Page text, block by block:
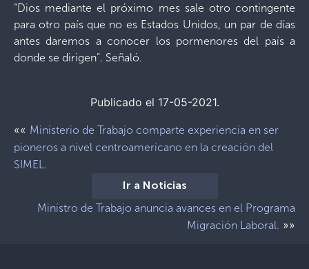
“Dios mediante el próximo mes sale otro contingente
para otro país que no es Estados Unidos, un par de días
antes daremos a conocer los pormenores del país a
donde se dirigen”. Señaló.
Publicado el 17-05-2021.
«« Ministerio de Trabajo comparte experiencia en ser
pioneros a nivel centroamericano en la creación del
SIMEL.
Ir a Noticias
Ministro de Trabajo anuncia avances en el Programa
Migración Laboral. »»